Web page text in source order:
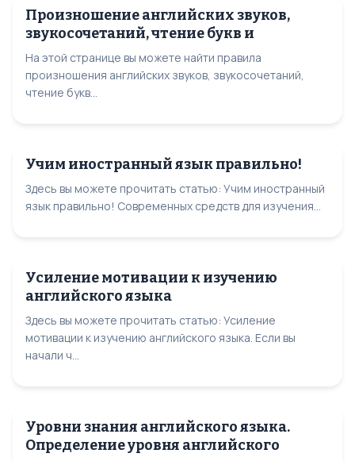
Произношение английских звуков,
звукосочетаний, чтение букв и
На этой странице вы можете найти правила
произношения английских звуков, звукосочетаний,
чтение букв...
Учим иностранный язык правильно!
Здесь вы можете прочитать статью: Учим иностранный
язык правильно! Современных средств для изучения...
Усиление мотивации к изучению
английского языка
Здесь вы можете прочитать статью: Усиление
мотивации к изучению английского языка. Если вы
начали ч...
Уровни знания английского языка.
Определение уровня английского